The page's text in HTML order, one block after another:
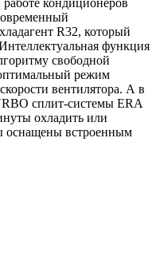
R32, который
функция
свободной
режим
вентилятора. А в
сплит-системы ERA
охладить или
оснащены встроенным